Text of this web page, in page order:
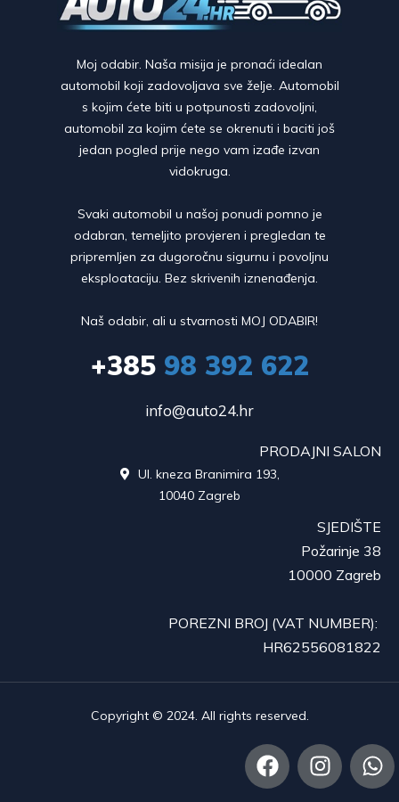
Moj odabir. Naša misija je pronaći idealan
automobil koji zadovoljava sve želje. Automobil
s kojim ćete biti u potpunosti zadovoljni,
automobil za kojim ćete se okrenuti i baciti još
jedan pogled prije nego vam izađe izvan
vidokruga.
Svaki automobil u našoj ponudi pomno je
odabran, temeljito provjeren i pregledan te
pripremljen za dugoročnu sigurnu i povoljnu
eksploataciju. Bez skrivenih iznenađenja.
Naš odabir, ali u stvarnosti MOJ ODABIR!
+38598 392 622
info@auto24.hr
PRODAJNI SALON
Ul. kneza Branimira 193,
10040 Zagreb
SJEDIŠTE
Požarinje 38
10000 Zagreb
POREZNI BROJ (VAT NUMBER):
HR62556081822
Copyright © 2024. All rights reserved.